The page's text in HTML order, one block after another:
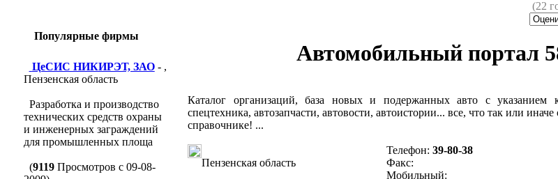
Популярные фирмы
ЦеСИС НИКИРЭТ, ЗАО- ,
Пензенская область
Разработка и производство
технических средств охраны
и инженерных заграждений
для промышленных площа
(9119Просмотров с 09-08-
(22
Автомобильный портал
Каталог организаций, база новых и подержанных авто с указанием
спецтехника, автозапчасти, автовости, автоистории... все, что так или
справочнике! ...
Пензенская область
Телефон: 39-80-38
Факс:
Мобильный: